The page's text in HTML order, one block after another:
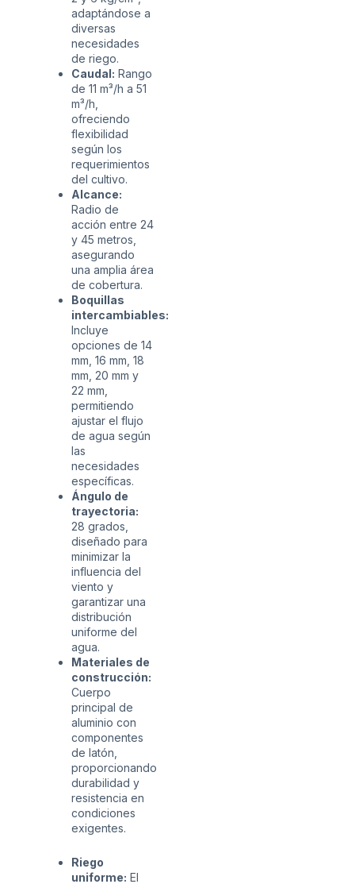
adaptándose a
diversas
necesidades
de riego.
Caudal: Rango
de 11 m³/h a 51
m³/h,
ofreciendo
flexibilidad
según los
requerimientos
del cultivo.
Alcance:
Radio de
acción entre 24
y 45 metros,
asegurando
una amplia área
de cobertura.
Boquillas
intercambiables:
Incluye
opciones de 14
mm, 16 mm, 18
mm, 20 mm y
22 mm,
permitiendo
ajustar el flujo
de agua según
las
necesidades
específicas.
Ángulo de
trayectoria:
28 grados,
diseñado para
minimizar la
influencia del
viento y
garantizar una
distribución
uniforme del
agua.
Materiales de
construcción:
Cuerpo
principal de
aluminio con
componentes
de latón,
proporcionando
durabilidad y
resistencia en
condiciones
exigentes.
Riego
uniforme: El